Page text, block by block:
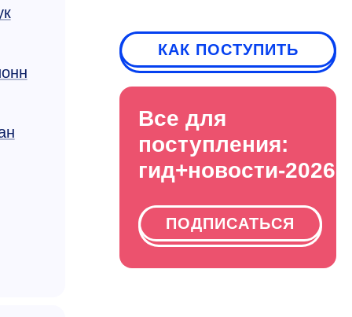
КАК ПОСТУПИТЬ
Все для
поступления:
гид+новости-2026
ПОДПИСАТЬСЯ